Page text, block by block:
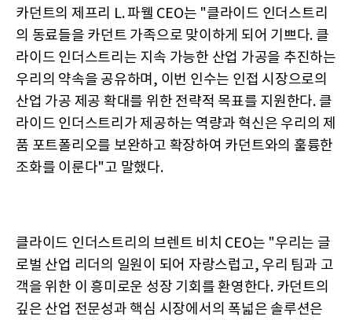
카던트의 제프리 L. 파웰 CEO는 "클라이드 인더스트리
의 동료들을 카던트 가족으로 맞이하게 되어 기쁘다. 클
라이드 인더스트리는 지속 가능한 산업 가공을 추진하는
우리의 약속을 공유하며, 이번 인수는 인접 시장으로의
산업 가공 제공 확대를 위한 전략적 목표를 지원한다. 클
라이드 인더스트리가 제공하는 역량과 혁신은 우리의 제
품 포트폴리오를 보완하고 확장하여 카던트와의 훌륭한
조화를 이룬다"고 말했다.
클라이드 인더스트리의 브렌트 비치 CEO는 "우리는 글
로벌 산업 리더의 일원이 되어 자랑스럽고, 우리 팀과 고
객을 위한 이 흥미로운 성장 기회를 환영한다. 카던트의
깊은 산업 전문성과 핵심 시장에서의 폭넓은 솔루션은